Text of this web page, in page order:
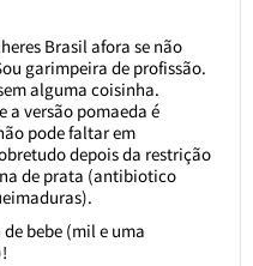
Brasil afora se não
garimpeira de profissão.
alguma coisinha.
a versão pomaeda é
pode faltar em
depois da restrição
de prata (antibiotico
bebe (mil e uma